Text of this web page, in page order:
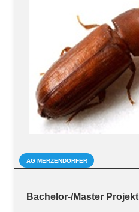
AG MERZENDORFER
Bachelor-/Master Projekt